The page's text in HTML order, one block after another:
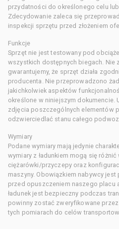
przydatności do określonego celu
Zdecydowanie zaleca się
inspekcji sprzętu przed złożeniem
Funkcje
Sprzęt nie jest testowany pod
wszystkich dostępnych biegach. Nie
gwarantujemy, że sprzęt działa
producenta. Nie przeprowadzono
jakichkolwiek aspektów
określone w niniejszym dokumencie.
zdjęcia poszczególnych elementów
odzwierciedlać stanu całego
Wymiary
Podane wymiary mają jedynie
wymiary z ładunkiem mogą się
ciężarówki/przyczepy oraz
maszyny. Obowiązkiem nabywcy jest
przed opuszczeniem naszego placu
ładunek jest bezpieczny podczas
powinny zostać zweryfikowane
tych pomiarach do celów